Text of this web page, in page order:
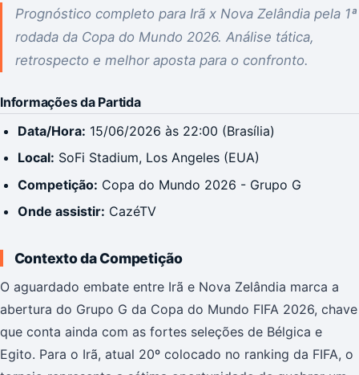
Prognóstico completo para Irã x Nova Zelândia pela 1ª
rodada da Copa do Mundo 2026. Análise tática,
retrospecto e melhor aposta para o confronto.
Informações da Partida
Data/Hora: 15/06/2026 às 22:00 (Brasília)
Local: SoFi Stadium, Los Angeles (EUA)
Competição: Copa do Mundo 2026 - Grupo G
Onde assistir: CazéTV
Contexto da Competição
O aguardado embate entre Irã e Nova Zelândia marca a
abertura do Grupo G da Copa do Mundo FIFA 2026, chave
que conta ainda com as fortes seleções de Bélgica e
Egito. Para o Irã, atual 20º colocado no ranking da FIFA, o